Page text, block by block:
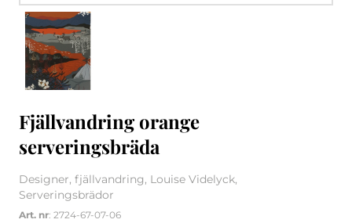
Fjällvandring orange
serveringsbräda
Designer, fjällvandring, Louise Videlyck,
Serveringsbrädor
Art. nr: 2724-67-07-06